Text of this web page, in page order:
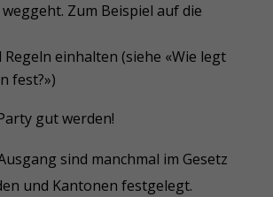
Zum Beispiel auf die
einhalten (siehe «Wie legt
fest?»)
gut werden!
sind manchmal im Gesetz
und Kantonen festgelegt.